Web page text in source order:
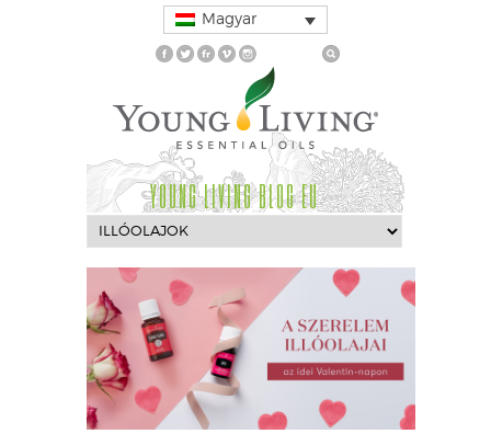
Magyar
YOUNG LIVING BLOG EU